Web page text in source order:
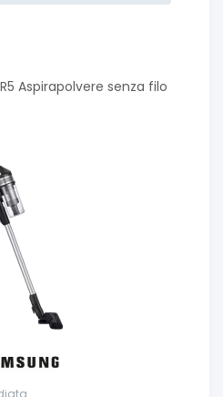
Aspirapolvere senza filo